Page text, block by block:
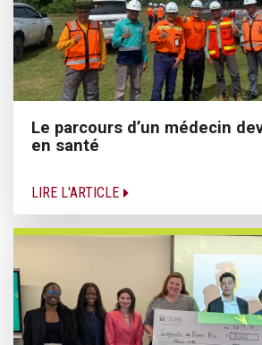
Le parcours d’un médecin
en santé
LIRE L'ARTICLE